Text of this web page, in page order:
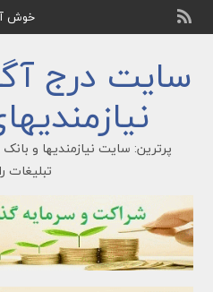
خوش
سایت درج
پرترین: سایت نیازمندیها و
تبلیغات